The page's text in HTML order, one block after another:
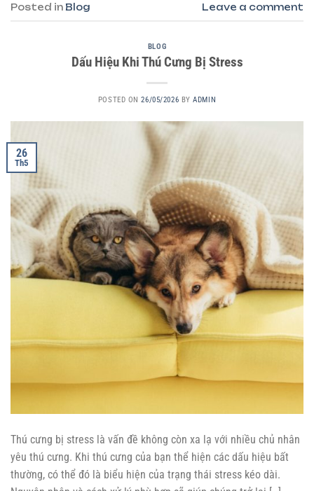
Posted in Blog Leave a comment
BLOG
Dấu Hiệu Khi Thú Cưng Bị Stress
POSTED ON26/05/2026 BYADMIN
26
Th5
Thú cưng bị stress là vấn đề không còn xa lạ với nhiều chủ nhân
yêu thú cưng. Khi thú cưng của bạn thể hiện các dấu hiệu bất
thường, có thể đó là biểu hiện của trạng thái stress kéo dài.